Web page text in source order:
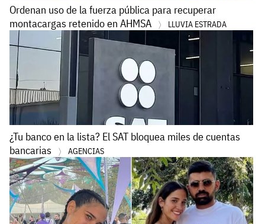
Ordenan uso de la fuerza pública para recuperar
montacargas retenido en AHMSA
LLUVIA ESTRADA
¿Tu banco en la lista? El SAT bloquea miles de cuentas
bancarias
AGENCIAS